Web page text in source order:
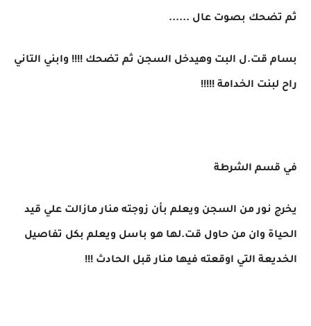
ثم تضحك بصوت عال ......
بسام قت.ل البت وهيدخل السجن ثم تضحك !!!! وابني التاني
راح لبنت الخدامة !!!!!
في قسم الشرطة
يخرج نور من السجن ويعلم بأن زوجته منار مازالت علي قيد
الحياة وان من حاول قت.لها هو باسل ويعلم بكل تفاصيل
الخديعة التي اوقعته فيها منار قبل الحادث !!!